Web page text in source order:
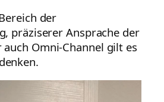
der
präziserer Ansprache der
Omni-Channel gilt es